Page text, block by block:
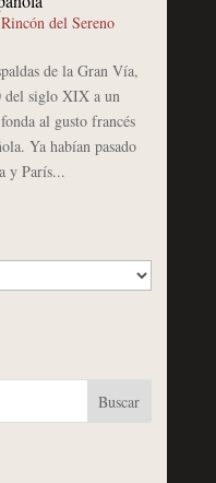
del Sereno
de la Gran Vía,
del siglo XIX a un
al gusto francés
Ya habían pasado
y París...